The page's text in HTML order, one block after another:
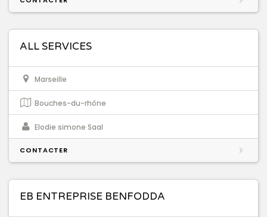
ALL SERVICES
Marseille
Bouches-du-rhône
Elodie simone Saal
CONTACTER
EB ENTREPRISE BENFODDA